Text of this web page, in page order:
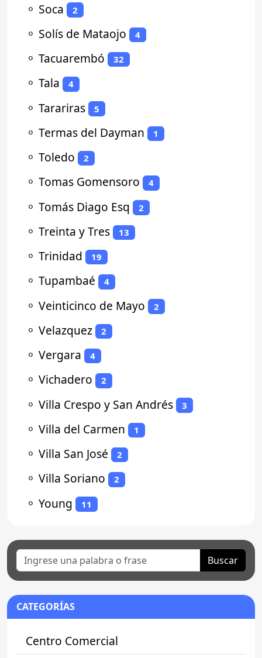
⚬ Soca 2
⚬ Solís de Mataojo 4
⚬ Tacuarembó 32
⚬ Tala 4
⚬ Tarariras 5
⚬ Termas del Dayman 1
⚬ Toledo 2
⚬ Tomas Gomensoro 4
⚬ Tomás Diago Esq 2
⚬ Treinta y Tres 13
⚬ Trinidad 19
⚬ Tupambaé 4
⚬ Veinticinco de Mayo 2
⚬ Velazquez 2
⚬ Vergara 4
⚬ Vichadero 2
⚬ Villa Crespo y San Andrés 3
⚬ Villa del Carmen 1
⚬ Villa San José 2
⚬ Villa Soriano 2
⚬ Young 11
Buscar
CATEGORÍAS
Centro Comercial